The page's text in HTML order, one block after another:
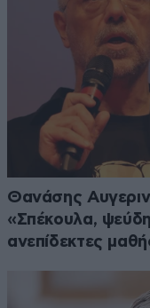
Θανάσης
«Σπέκουλα,
ανεπίδεκτες